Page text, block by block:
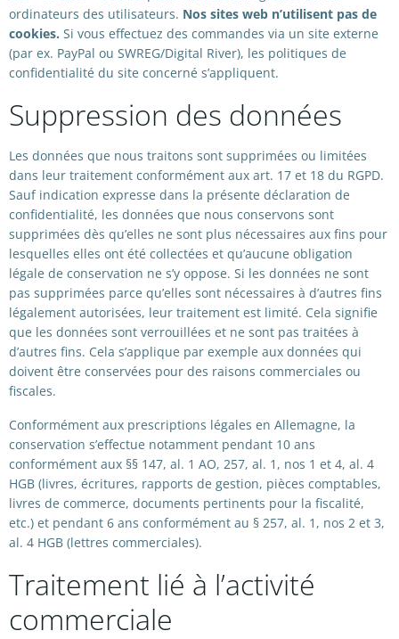
ordinateurs des utilisateurs. Nos sites web n’utilisent pas de
cookies. Si vous effectuez des commandes via un site externe
(par ex. PayPal ou SWREG/Digital River), les politiques de
confidentialité du site concerné s’appliquent.
Suppression des données
Les données que nous traitons sont supprimées ou limitées
dans leur traitement conformément aux art. 17 et 18 du RGPD.
Sauf indication expresse dans la présente déclaration de
confidentialité, les données que nous conservons sont
supprimées dès qu’elles ne sont plus nécessaires aux fins pour
lesquelles elles ont été collectées et qu’aucune obligation
légale de conservation ne s’y oppose. Si les données ne sont
pas supprimées parce qu’elles sont nécessaires à d’autres fins
légalement autorisées, leur traitement est limité. Cela signifie
que les données sont verrouillées et ne sont pas traitées à
d’autres fins. Cela s’applique par exemple aux données qui
doivent être conservées pour des raisons commerciales ou
fiscales.
Conformément aux prescriptions légales en Allemagne, la
conservation s’effectue notamment pendant 10 ans
conformément aux §§ 147, al. 1 AO, 257, al. 1, nos 1 et 4, al. 4
HGB (livres, écritures, rapports de gestion, pièces comptables,
livres de commerce, documents pertinents pour la fiscalité,
etc.) et pendant 6 ans conformément au § 257, al. 1, nos 2 et 3,
al. 4 HGB (lettres commerciales).
Traitement lié à l’activité
commerciale